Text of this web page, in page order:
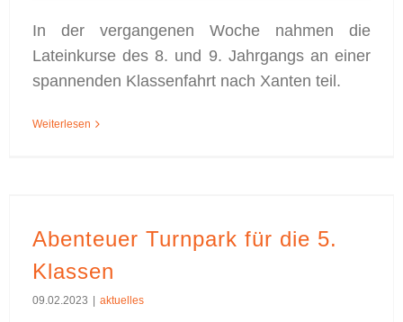
In der vergangenen Woche nahmen die
Lateinkurse des 8. und 9. Jahrgangs an einer
spannenden Klassenfahrt nach Xanten teil.
Weiterlesen
Abenteuer Turnpark für die 5.
Klassen
09.02.2023 aktuelles